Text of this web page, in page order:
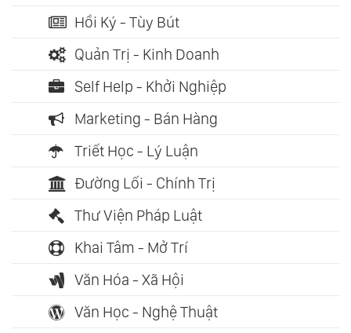
Hồi Ký - Tùy Bút
Quản Trị - Kinh Doanh
Self Help - Khởi Nghiệp
Marketing - Bán Hàng
Triết Học - Lý Luận
Đường Lối - Chính Trị
Thư Viện Pháp Luật
Khai Tâm - Mở Trí
Văn Hóa - Xã Hội
Văn Học - Nghệ Thuật